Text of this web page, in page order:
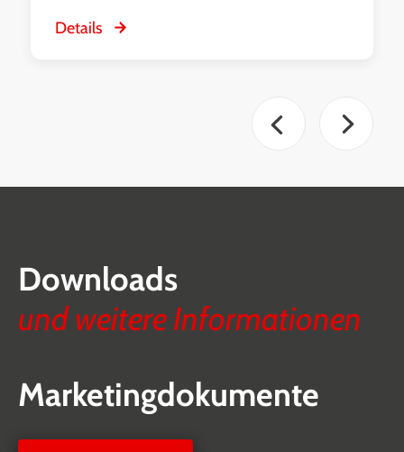
Details
Downloads
und weitere Informationen
Marketingdokumente